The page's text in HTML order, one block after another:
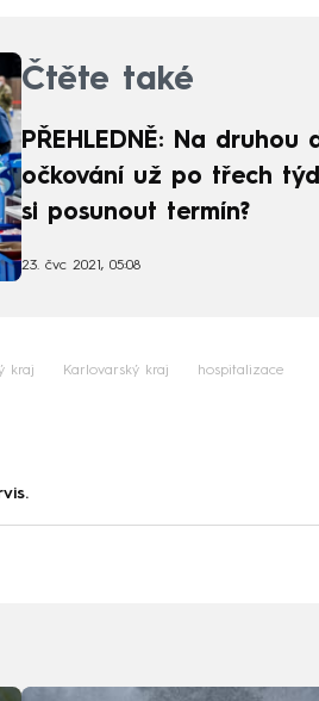
Čtěte také
PŘEHLEDNĚ: Na druhou
očkování už po třech
si posunout termín?
23. čvc 2021, 05:08
kraj Karlovarský kraj hospitalizace